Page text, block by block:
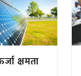
क्षमता